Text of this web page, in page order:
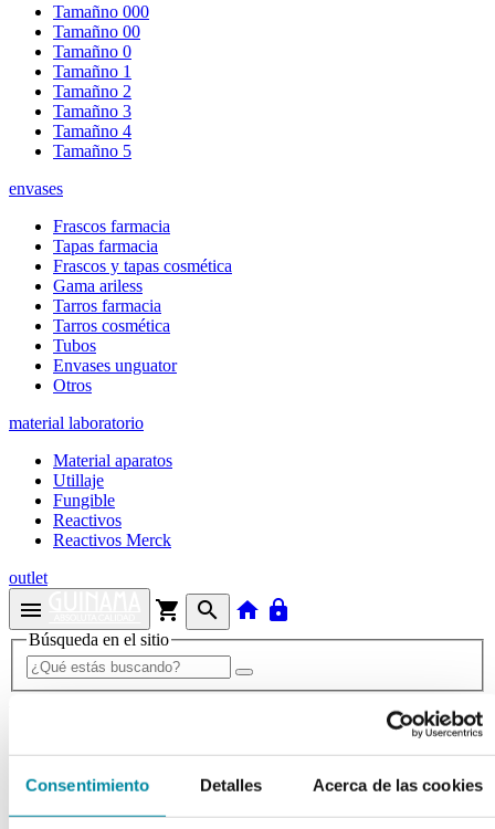
Consentimiento Detalles Acerca de las cookies
Tamañno 000
Tamañno 00
Tamañno 0
Tamañno 1
Tamañno 2
Tamañno 3
Tamañno 4
Tamañno 5
envases
Frascos farmacia
Tapas farmacia
Frascos y tapas cosmética
Gama ariless
Tarros farmacia
Tarros cosmética
Tubos
Envases unguator
Otros
material laboratorio
Material aparatos
Utillaje
Fungible
Reactivos
Reactivos Merck
outlet
menu shopping_cart search home lock
Búsqueda en el sitio
EPRUS CAMPANA FLUJO LAMINAR VLF-GLP
arrow_back